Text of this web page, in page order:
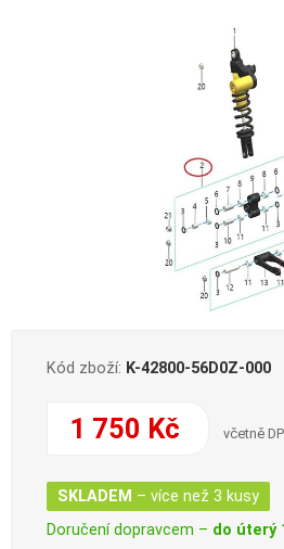
Kód zboží: K-42800-56D0Z-000
1 750 Kč včetně
SKLADEM – více než 3 kusy
Doručení dopravcem – do úterý